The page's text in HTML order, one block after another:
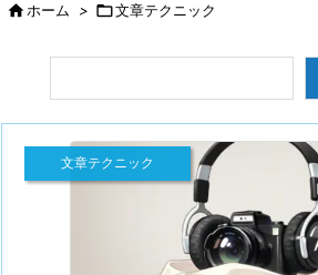
ホーム > 文章テクニック
文章テクニック